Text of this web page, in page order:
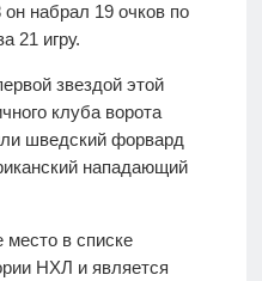
он набрал 19 очков по
21 игру.
звездой этой
клуба ворота
шведский форвард
нападающий
место в списке
НХЛ и является